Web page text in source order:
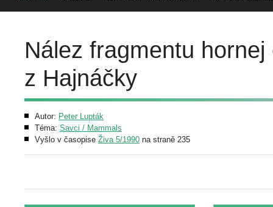
Nález fragmentu
z Hajnáčky
Autor: Peter Lupták
Téma: Savci / Mammals
Vyšlo v časopise Živa 5/1990 na straně 235